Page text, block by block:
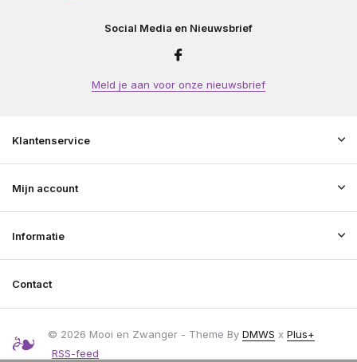
Social Media en Nieuwsbrief
Meld je aan voor onze nieuwsbrief
Klantenservice
Mijn account
Informatie
Contact
© 2026 Mooi en Zwanger - Theme By DMWS x Plus+
RSS-feed